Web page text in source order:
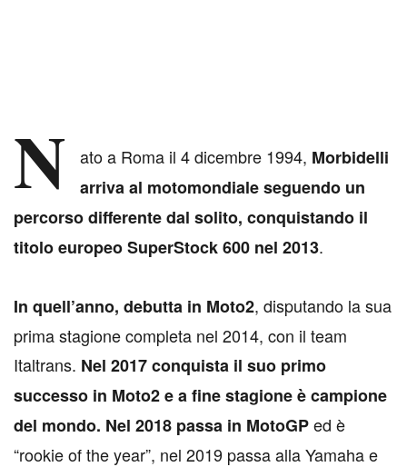
N ato a Roma il 4 dicembre 1994, Morbidelli
arriva al motomondiale seguendo un
percorso differente dal solito, conquistando il
titolo europeo SuperStock 600 nel 2013.
In quell’anno, debutta in Moto2, disputando la sua
prima stagione completa nel 2014, con il team
Italtrans. Nel 2017 conquista il suo primo
successo in Moto2 e a fine stagione è campione
del mondo. Nel 2018 passa in MotoGPed è
“rookie of the year”, nel 2019 passa alla Yamaha e